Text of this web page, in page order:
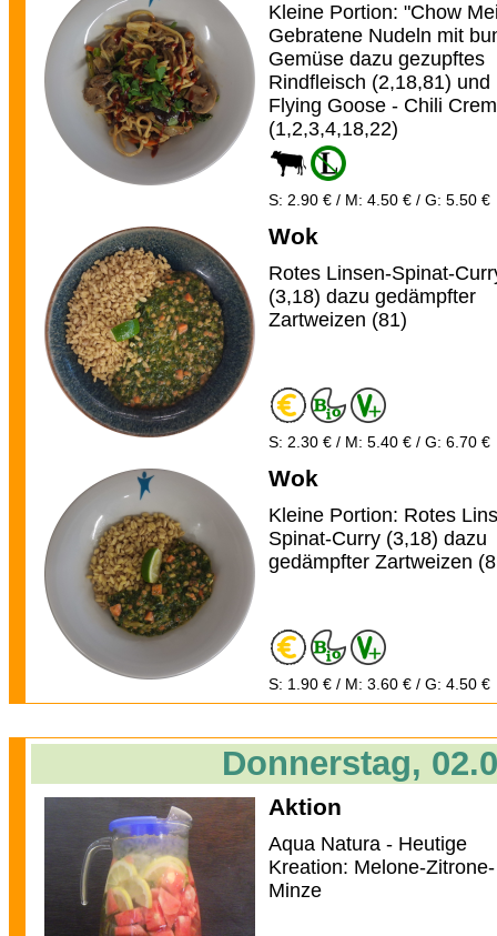
Kleine Portion: "Chow
Gebratene Nudeln mit
Gemüse dazu gezupftes
Rindfleisch (2,18,81) und
Flying Goose - Chili
(1,2,3,4,18,22)
S: 2.90 € / M: 4.50 € / G: 5.50 €
Wok
Rotes Linsen-Spinat-
(3,18) dazu gedämpfter
Zartweizen (81)
S: 2.30 € / M: 5.40 € / G: 6.70 €
Wok
Kleine Portion: Rotes
Spinat-Curry (3,18) dazu
gedämpfter Zartweizen
S: 1.90 € / M: 3.60 € / G: 4.50 €
Donnerstag,
Aktion
Aqua Natura - Heutige
Kreation: Melone-Zitrone-
Minze